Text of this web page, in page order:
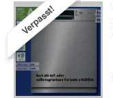
Verpasst!